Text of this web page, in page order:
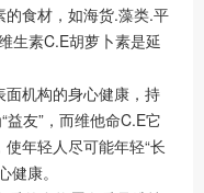
食材，如海货.藻类.平
生素C.E胡萝卜素是延
机构的身心健康，持
益友”，而维他命C.E它
年轻人尽可能年轻“长
康。